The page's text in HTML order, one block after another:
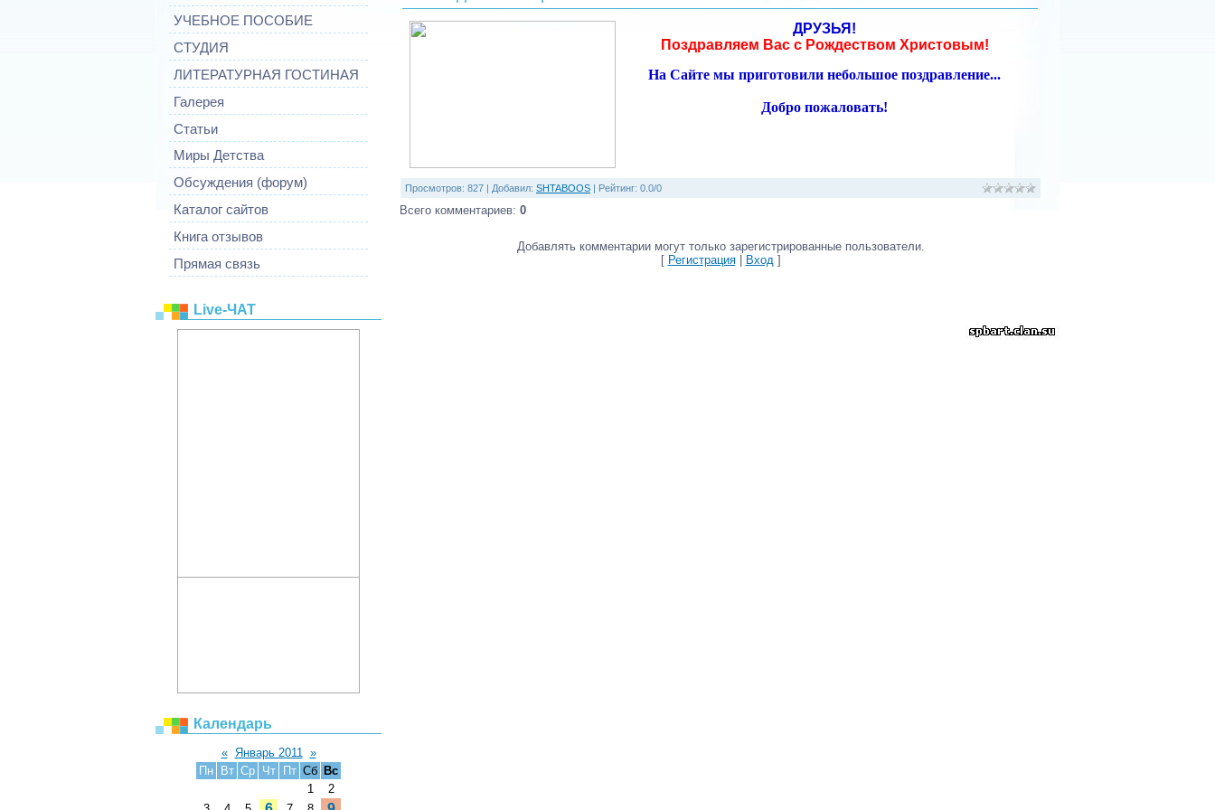
УЧЕБНОЕ ПОСОБИЕ
СТУДИЯ
ЛИТЕРАТУРНАЯ ГОСТИНАЯ
Галерея
Статьи
Миры Детства
Обсуждения (форум)
Каталог сайтов
Книга отзывов
Прямая связь
Live-ЧАТ
Календарь
« Январь 2011 »
Пн
Вт Ср Чт Пт Сб Вс
1
2
ДРУЗЬЯ!
Поздравляем Вас с Рождеством Христовым!
На Сайте мы приготовили небольшое поздравление...
Добро пожаловать!
Просмотров: 827 | Добавил: SHTABOOS Рейтинг: 0.0/0
Всего комментариев: 0
Добавлять комментарии могут только зарегистрированные пользователи.
[ Регистрация| Вход]